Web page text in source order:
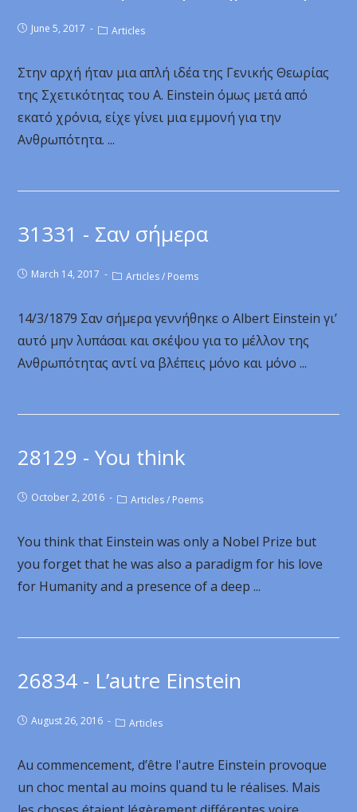
June 5, 2017 Articles
Στην αρχή ήταν μια απλή ιδέα της Γενικής Θεωρίας
της Σχετικότητας του A. Einstein όμως μετά από
εκατό χρόνια, είχε γίνει μια εμμονή για την
Ανθρωπότητα. ...
31331 - Σαν σήμερα
March 14, 2017 Articles / Poems
14/3/1879 Σαν σήμερα γεννήθηκε ο Albert Einstein γι’
αυτό μην λυπάσαι και σκέψου για το μέλλον της
Ανθρωπότητας αντί να βλέπεις μόνο και μόνο ...
28129 - You think
October 2, 2016 Articles / Poems
You think that Einstein was only a Nobel Prize but
you forget that he was also a paradigm for his love
for Humanity and a presence of a deep ...
26834 - L’autre Einstein
August 26, 2016 Articles
Au commencement, d’être l'autre Einstein provoque
un choc mental au moins quand tu le réalises. Mais